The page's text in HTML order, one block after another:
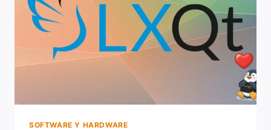
SOFTWARE Y HARDWARE